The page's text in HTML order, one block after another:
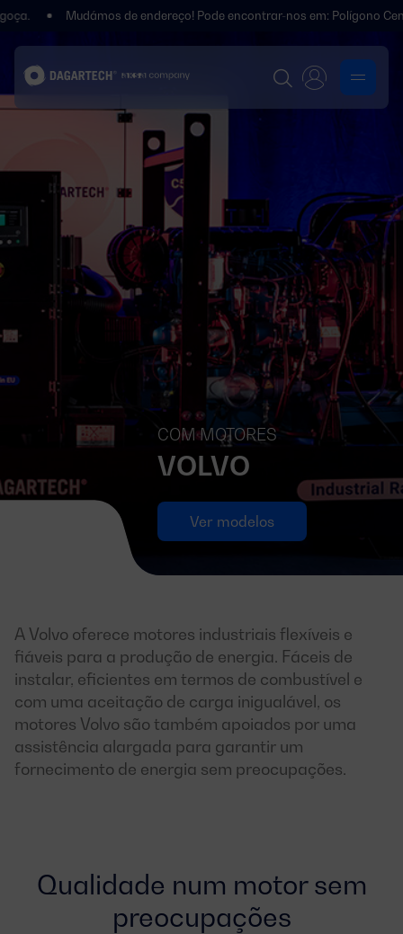
Mudámos de endereço! Pode encontrar-nos em: Polígono Centrovía,
COM MOTORES
VOLVO
Ver modelos
A Volvo oferece motores industriais flexíveis e
fiáveis para a produção de energia. Fáceis de
instalar, eficientes em termos de combustível e
com uma aceitação de carga inigualável, os
motores Volvo são também apoiados por uma
assistência alargada para garantir um
fornecimento de energia sem preocupações.
Qualidade num motor sem
preocupações